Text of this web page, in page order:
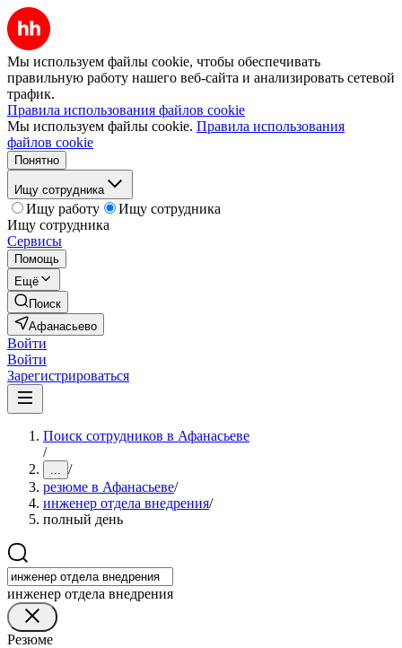
Мы используем файлы cookie, чтобы обеспечивать
правильную работу нашего веб-сайта и анализировать сетевой
трафик.
Правила использования файлов cookie
Мы используем файлы cookie. Правила использования
файлов cookie
Понятно
Ищу сотрудника
Ищу работу
Ищу сотрудника
Ищу сотрудника
Сервисы
Помощь
Ещё
Поиск
Афанасьево
Войти
Войти
Зарегистрироваться
Поиск сотрудников в Афанасьеве
/
... /
резюме в Афанасьеве/
инженер отдела внедрения/
полный день
инженер отдела внедрения
Резюме